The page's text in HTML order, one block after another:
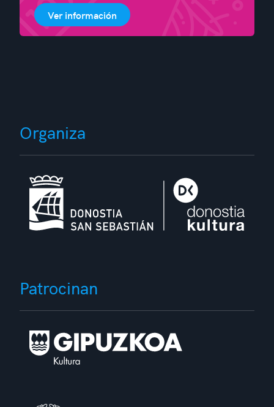
Ver información
Organiza
Patrocinan